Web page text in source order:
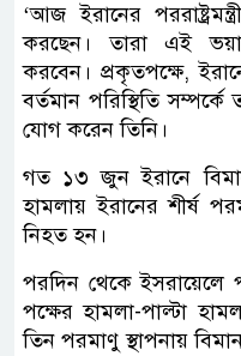
‘আজ ইরানের
করছেন। তারা এই
করবেন। প্রকৃতপক্ষে,
বর্তমান পরিস্থিতি সম্পর্কে
যোগ করেন তিনি।
গত ১৩ জুন ইরানে
হামলায় ইরানের শীর্ষ
নিহত হন।
পরদিন থেকে ইসরায়েলে
পক্ষের হামলা-পাল্টা
তিন পরমাণু স্থাপনায়